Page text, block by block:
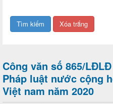
Công văn số 865/
Pháp luật nước cộng
Việt nam năm 2020